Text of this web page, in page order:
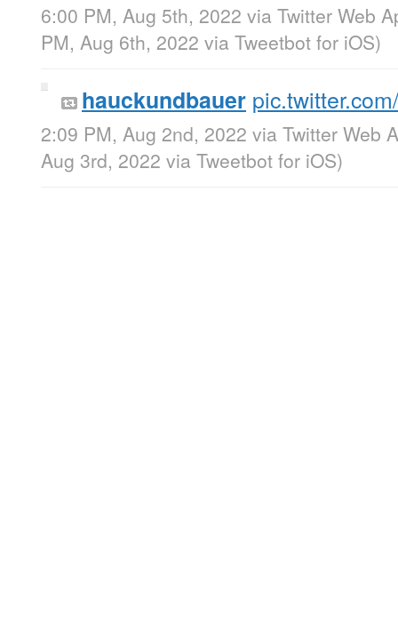
6:00 PM, Aug 5th, 2022 via Twitter Web
PM, Aug 6th, 2022 via Tweetbot for iΟS)
hauckundbauer
2:09 PM, Aug 2nd, 2022 via Twitter Web
Aug 3rd, 2022 via Tweetbot for iΟS)